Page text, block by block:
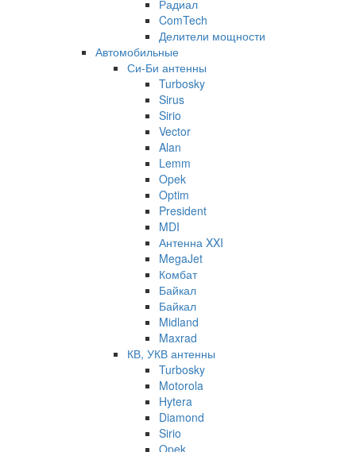
Радиал
ComTech
Делители мощности
Автомобильные
Си-Би антенны
Turbosky
Sirus
Sirio
Vector
Alan
Lemm
Opek
Optim
President
MDI
Антенна XXI
MegaJet
Комбат
Байкал
Байкал
Midland
Maxrad
КВ, УКВ антенны
Turbosky
Motorola
Hytera
Diamond
Sirio
Opek